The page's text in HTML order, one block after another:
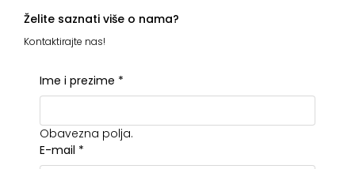
Želite saznati više o nama?
Kontaktirajte nas!
Ime i prezime *
Obavezna polja.
E-mail *